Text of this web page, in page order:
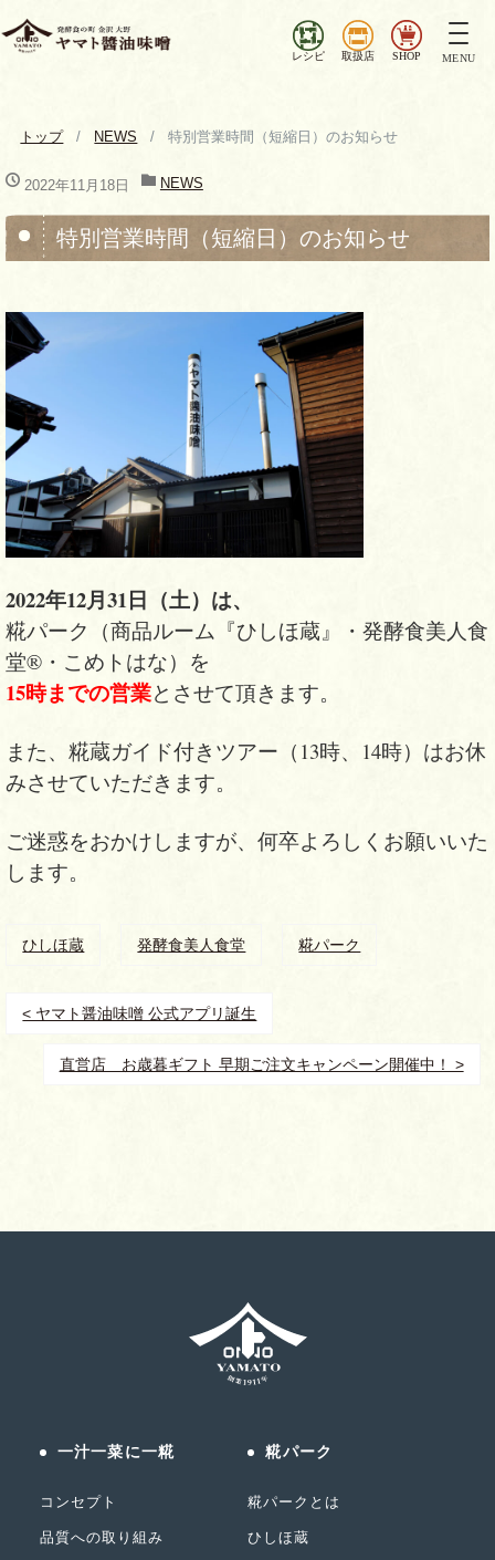
レシピ 取扱店 SHOP
ナ
ビ
MENU
トップ NEWS 特別営業時間（短縮日）のお知らせ
2022年11月18日 NEWS
特別営業時間（短縮日）のお知らせ
2022年12月31日（土）は、
糀パーク（商品ルーム『ひしほ蔵』・発酵食美人食
堂®・こめトはな）を
15時までの営業とさせて頂きます。
また、糀蔵ガイド付きツアー（13時、14時）はお休
みさせていただきます。
ご迷惑をおかけしますが、何卒よろしくお願いいた
します。
ひしほ蔵 発酵食美人食堂 糀パーク
< ヤマト醤油味噌 公式アプリ誕生
直営店 お歳暮ギフト 早期ご注文キャンペーン開催中！ >
一汁一菜に一糀
コンセプト
品質への取り組み
糀パーク
糀パークとは
ひしほ蔵